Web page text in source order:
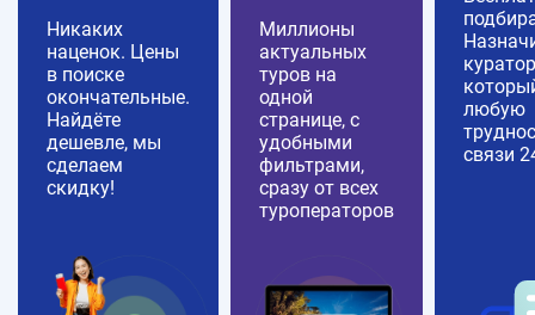
Никаких
наценок. Цены
в поиске
окончательные.
Найдёте
дешевле, мы
сделаем
скидку!
Миллионы
актуальных
туров на
одной
странице, с
удобными
фильтрами,
сразу от всех
туроператоров
любую
связи